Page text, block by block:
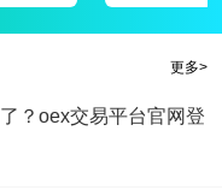
更多>
？oex交易平台官网登